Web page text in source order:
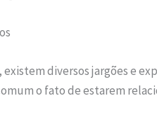
diversos jargões e
o fato de estarem